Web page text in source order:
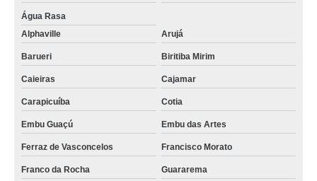
Água Rasa
Alphaville
Arujá
Barueri Biritiba Mirim
Caieiras Cajamar
Carapicuíba Cotia
Embu Guaçú Embu das Artes
Ferraz de Vasconcelos Francisco Morato
Franco da Rocha Guararema